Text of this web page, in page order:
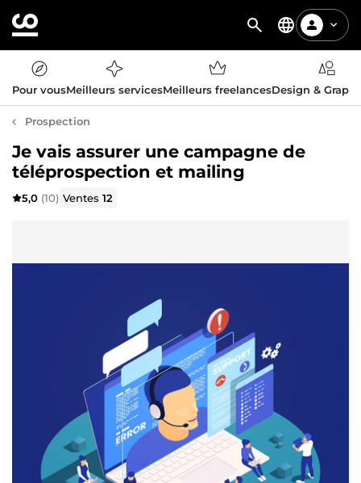
Pour vousMeilleurs servicesMeilleurs freelancesDesign &
Prospection
Je vais assurer une campagne de
téléprospection et mailing
5,0 (10) Ventes12